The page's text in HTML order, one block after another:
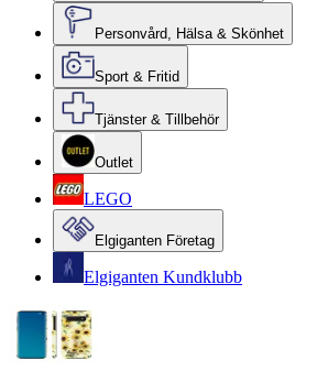
Personvård, Hälsa & Skönhet
Sport & Fritid
Tjänster & Tillbehör
Outlet
LEGO
Elgiganten Företag
Elgiganten Kundklubb